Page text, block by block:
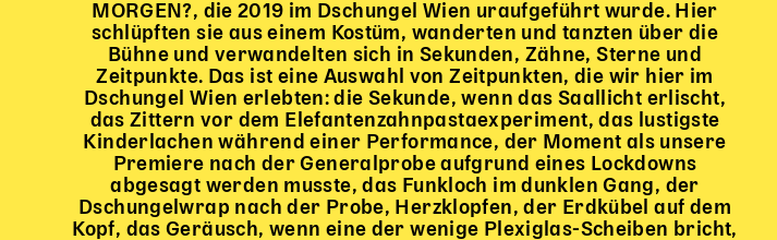
MORGEN?, die 2019 im Dschungel Wien uraufgeführt wurde. Hier
schlüpften sie aus einem Kostüm, wanderten und tanzten über die
Bühne und verwandelten sich in Sekunden, Zähne, Sterne und
Zeitpunkte. Das ist eine Auswahl von Zeitpunkten, die wir hier im
Dschungel Wien erlebten: die Sekunde, wenn das Saallicht erlischt,
das Zittern vor dem Elefantenzahnpastaexperiment, das lustigste
Kinderlachen während einer Performance, der Moment als unsere
Premiere nach der Generalprobe aufgrund eines Lockdowns
abgesagt werden musste, das Funkloch im dunklen Gang, der
Dschungelwrap nach der Probe, Herzklopfen, der Erdkübel auf dem
Kopf, das Geräusch, wenn eine der wenige Plexiglas-Scheiben bricht,